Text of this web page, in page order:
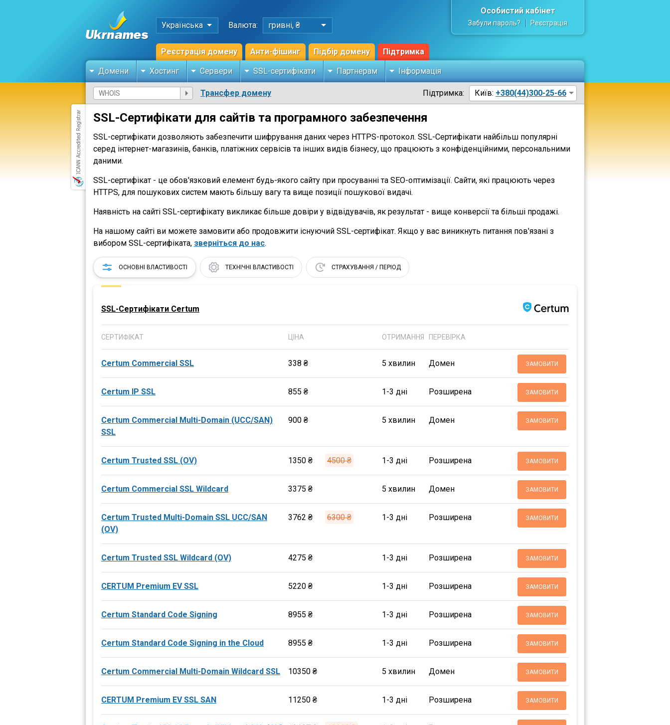
Українська Валюта: гривні, ₴
Реєстрація домену Анти-фішинг Підбір домену Підтримка
Особистий кабінет
Забули пароль? Реєстрація
Домени Хостинг Сервери SSL-сертифікати Партнерам Інформація
Трансфер домену Підтримка: Київ: +380(44)300-25-66
SSL-Сертифікати для сайтів та програмного забезпечення
SSL-сертифікати дозволяють забезпечити шифрування даних через HTTPS-протокол. SSL-Сертифікати найбільш популярні
серед інтернет-магазинів, банків, платіжних сервісів та інших видів бізнесу, що працюють з конфіденційними, персональними
даними.
SSL-сертифікат - це обов'язковий елемент будь-якого сайту при просуванні та SEO-оптимізації. Сайти, які працюють через
HTTPS, для пошукових систем мають більшу вагу та вище позиції пошукової видачі.
Наявність на сайті SSL-сертифікату викликає більше довіри у відвідувачів, як результат - вище конверсії та більші продажі.
На нашому сайті ви можете замовити або продовжити існуючий SSL-сертифікат. Якщо у вас виникнуть питання пов'язані з
вибором SSL-сертифіката, зверніться до нас.
ОСНОВНІ ВЛАСТИВОСТІ ТЕХНІЧНІ ВЛАСТИВОСТІ СТРАХУВАННЯ / ПЕРІОД
SSL-Сертифікати Certum
СЕРТИФІКАТ ЦІНА ОТРИМАННЯ ПЕРЕВІРКА
Certum Commercial SSL 338 ₴ 5 хвилин Домен ЗАМОВИТИ
Certum IP SSL 855 ₴ 1-3 дні Розширена ЗАМОВИТИ
Certum Commercial Multi-Domain (UCC/SAN)
SSL
900 ₴ 5 хвилин Домен ЗАМОВИТИ
Certum Trusted SSL (OV) 1350 ₴ 4500 ₴ 1-3 дні Розширена ЗАМОВИТИ
Certum Commercial SSL Wildcard 3375 ₴ 5 хвилин Домен ЗАМОВИТИ
Certum Trusted Multi-Domain SSL UCC/SAN
(OV)
3762 ₴ 6300 ₴ 1-3 дні Розширена ЗАМОВИТИ
Certum Trusted SSL Wildcard (OV) 4275 ₴ 1-3 дні Розширена ЗАМОВИТИ
CERTUM Premium EV SSL 5220 ₴ 1-3 дні Розширена ЗАМОВИТИ
Certum Standard Code Signing 8955 ₴ 1-3 дні Розширена ЗАМОВИТИ
Certum Standard Code Signing in the Cloud 8955 ₴ 1-3 дні Розширена ЗАМОВИТИ
Certum Commercial Multi-Domain Wildcard SSL 10350 ₴ 5 хвилин Домен ЗАМОВИТИ
CERTUM Premium EV SSL SAN 11250 ₴ 1-3 дні Розширена ЗАМОВИТИ